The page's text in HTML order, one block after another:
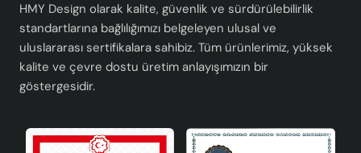
HMY Design olarak kalite, güvenlik ve sürdürülebilirlik
standartlarına bağlılığımızı belgeleyen ulusal ve
uluslararası sertifikalara sahibiz. Tüm ürünlerimiz, yüksek
kalite ve çevre dostu üretim anlayışımızın bir
göstergesidir.